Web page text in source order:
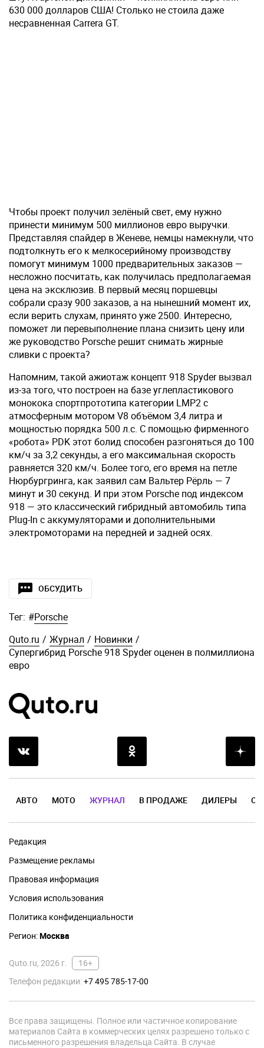
630 000 долларов США! Столько не стоила даже
несравненная Carrera GT.
Чтобы проект получил зелёный свет, ему нужно
принести минимум 500 миллионов евро выручки.
Представляя спайдер в Женеве, немцы намекнули, что
подтолкнуть его к мелкосерийному производству
помогут минимум 1000 предварительных заказов —
несложно посчитать, как получилась предполагаемая
цена на эксклюзив. В первый месяц поршевцы
собрали сразу 900 заказов, а на нынешний момент их,
если верить слухам, принято уже 2500. Интересно,
поможет ли перевыполнение плана снизить цену или
же руководство Porsche решит снимать жирные
сливки с проекта?
Напомним, такой ажиотаж концепт 918 Spyder вызвал
из-за того, что построен на базе углепластикового
монокока спортпрототипа категории LMP2 с
атмосферным мотором V8 объёмом 3,4 литра и
мощностью порядка 500 л.с. С помощью фирменного
«робота» PDK этот болид способен разгоняться до 100
км/ч за 3,2 секунды, а его максимальная скорость
равняется 320 км/ч. Более того, его время на петле
Нюрбургринга, как заявил сам Вальтер Рёрль — 7
минут и 30 секунд. И при этом Porsche под индексом
918 — это классический гибридный автомобиль типа
Plug-In с аккумуляторами и дополнительными
электромоторами на передней и задней осях.
ОБСУДИТЬ
Тег: #Porsche
Quto.ru / Журнал / Новинки /
Супергибрид Porsche 918 Spyder оценен в полмиллиона
евро
АВТО МОТО ЖУРНАЛ В ПРОДАЖЕ ДИЛЕРЫ
Редакция
Размещение рекламы
Правовая информация
Условия использования
Политика конфиденциальности
Регион:Москва
Quto.ru, 2026 г.
16+
Телефон редакции:+7 495 785-17-00
Все права защищены. Полное или частичное копирование
материалов Сайта в коммерческих целях разрешено только с
письменного разрешения владельца Сайта. В случае